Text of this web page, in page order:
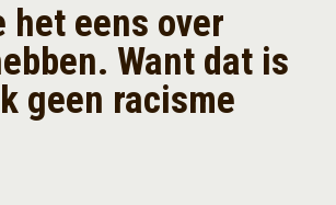
het eens over
Want dat is
geen racisme